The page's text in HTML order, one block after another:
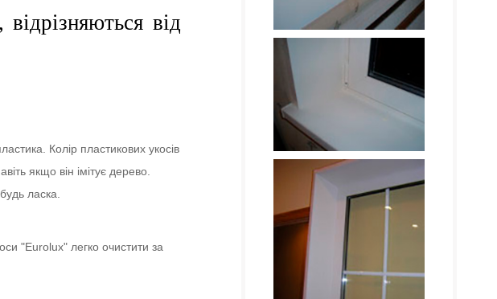
від
Колір пластикових укосів
якщо він імітує дерево.
ласка.
"Eurolux" легко очистити за